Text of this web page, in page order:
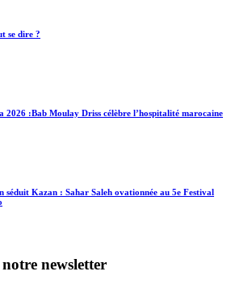
se dire ?
2026 :Bab Moulay Driss célèbre l’hospitalité marocaine
séduit Kazan : Sahar Saleh ovationnée au 5e Festival
newsletter